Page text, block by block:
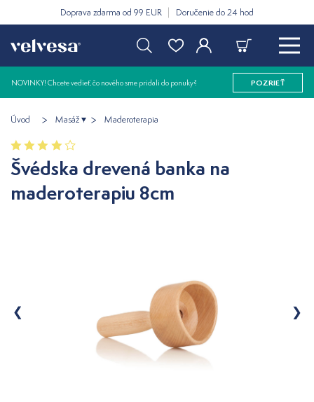
Doprava zdarma od 99 EUR Doručenie do 24 hod
NOVINKY! Chcete vedieť, čo nového sme pridali do ponuky? POZRIEŤ
Úvod Masáž Maderoterapia
Švédska drevená banka na
maderoterapiu 8cm